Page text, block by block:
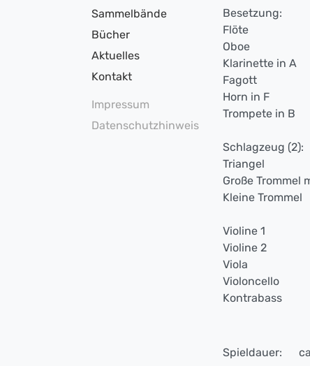
Sammelbände
Bücher
Aktuelles
Kontakt
Impressum
Datenschutzhinweis
Besetzung:
Flöte
Oboe
Klarinette in A
Fagott
Horn in F
Trompete in B
Schlagzeug (2):
Triangel
Große Trommel
Kleine Trommel
Violine 1
Violine 2
Viola
Violoncello
Kontrabass
Spieldauer: